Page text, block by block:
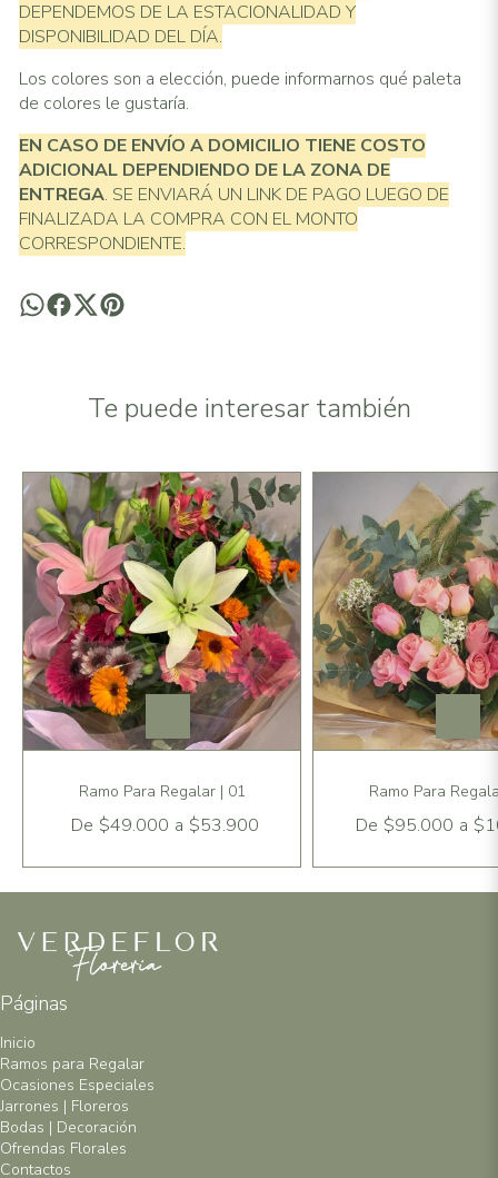
DEPENDEMOS DE LA ESTACIONALIDAD Y
DISPONIBILIDAD DEL DÍA.
Los colores son a elección, puede informarnos qué paleta
de colores le gustaría.
EN CASO DE ENVÍO A DOMICILIO TIENE COSTO
ADICIONAL DEPENDIENDO DE LA ZONA DE
ENTREGA. SE ENVIARÁ UN LINK DE PAGO LUEGO DE
FINALIZADA LA COMPRA CON EL MONTO
CORRESPONDIENTE.
Te puede interesar también
Ramo Para Regalar | 01
De $49.000 a $53.900
Ramo Para
De $95.000 a
Páginas
Inicio
Ramos para Regalar
Ocasiones Especiales
Jarrones | Floreros
Bodas | Decoración
Ofrendas Florales
Contactos